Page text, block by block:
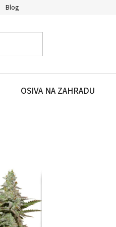
Blog
OSIVA NA ZAHRADU